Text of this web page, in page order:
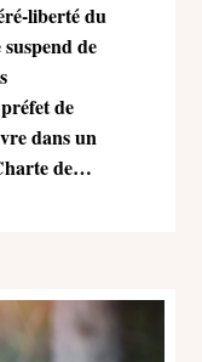
liberté du
de
de
dans un
de